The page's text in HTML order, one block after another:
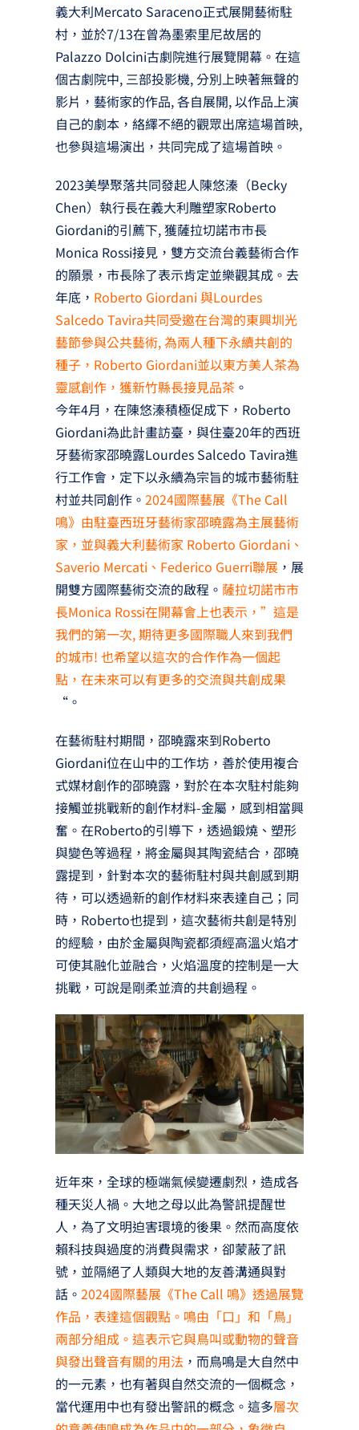
義大利Mercato Saraceno正式展開藝術駐
村，並於7/13在曾為墨索里尼故居的
Palazzo Dolcini古劇院進行展覽開幕。在這
個古劇院中, 三部投影機, 分別上映著無聲的
影片，藝術家的作品, 各自展開, 以作品上演
自己的劇本，絡繹不絕的觀眾出席這場首映,
也參與這場演出，共同完成了這場首映。
2023美學聚落共同發起人陳悠溱（Becky
Chen）執行長在義大利雕塑家Roberto
Giordani的引薦下, 獲薩拉切諾市市長
Monica Rossi接見，雙方交流台義藝術合作
的願景，市長除了表示肯定並樂觀其成。去
年底， Roberto Giordani 與Lourdes
Salcedo Tavira共同受邀在台灣的東興圳光
藝節參與公共藝術, 為兩人種下永續共創的
種子，Roberto Giordani並以東方美人茶為
靈感創作，獲新竹縣長接見品茶 。
今年4月，在陳悠溱積極促成下，Roberto
Giordani為此計畫訪臺，與住臺20年的西班
牙藝術家邵曉露Lourdes Salcedo Tavira進
行工作會，定下以永續為宗旨的城市藝術駐
村並共同創作。 2024國際藝展《The Call
鳴》由駐臺西班牙藝術家邵曉露為主展藝術
家，並與義大利藝術家 Roberto Giordani、
Saverio Mercati、Federico Guerri聯展，展
開雙方國際藝術交流的啟程。 薩拉切諾市市
長Monica Rossi在開幕會上也表示，”這是
我們的第一次, 期待更多國際職人來到我們
的城市! 也希望以這次的合作作為一個起
點，在未來可以有更多的交流與共創成果
“。
在藝術駐村期間，邵曉露來到Roberto
Giordani位在山中的工作坊，善於使用複合
式媒材創作的邵曉露，對於在本次駐村能夠
接觸並挑戰新的創作材料-金屬，感到相當興
奮。在Roberto的引導下，透過鍛燒、塑形
與變色等過程，將金屬與其陶瓷結合，邵曉
露提到，針對本次的藝術駐村與共創感到期
待，可以透過新的創作材料來表達自己；同
時，Roberto也提到，這次藝術共創是特別
的經驗，由於金屬與陶瓷都須經高溫火焰才
可使其融化並融合，火焰溫度的控制是一大
挑戰，可說是剛柔並濟的共創過程。
近年來，全球的極端氣候變遷劇烈，造成各
種天災人禍。大地之母以此為警訊提醒世
人，為了文明迫害環境的後果。然而高度依
賴科技與過度的消費與需求，卻蒙蔽了訊
號，並隔絕了人類與大地的友善溝通與對
話。 2024國際藝展《The Call 鳴》透過展覽
作品，表達這個觀點。鳴由「口」和「鳥」
兩部分組成。這表示它與鳥叫或動物的聲音
與發出聲音有關的用法 ，而鳥鳴是大自然中
的一元素，也有著與自然交流的一個概念，
當代運用中也有發出警訊的概念。這多層次